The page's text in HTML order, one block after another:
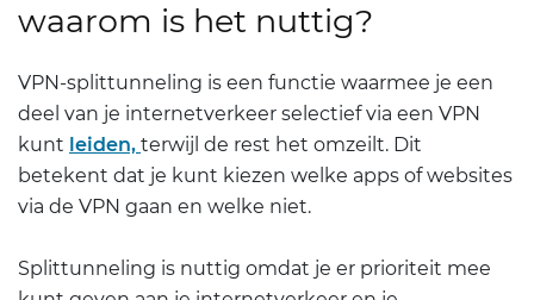
waarom is het nuttig?
VPN-splittunneling is een functie waarmee je een
deel van je internetverkeer selectief via een VPN
kunt leiden, terwijl de rest het omzeilt. Dit
betekent dat je kunt kiezen welke apps of websites
via de VPN gaan en welke niet.
Splittunneling is nuttig omdat je er prioriteit mee